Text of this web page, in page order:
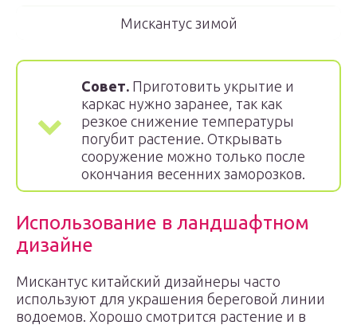
Мискантус зимой
Совет. Приготовить укрытие и
каркас нужно заранее, так как
резкое снижение температуры
погубит растение. Открывать
сооружение можно только после
окончания весенних заморозков.
Использование в ландшафтном
дизайне
Мискантус китайский дизайнеры часто
используют для украшения береговой линии
водоемов. Хорошо смотрится растение и в